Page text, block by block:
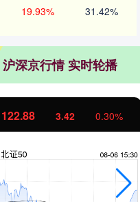
19.93% 31.42%
沪深京行情 实时轮播
3.42 0.30%